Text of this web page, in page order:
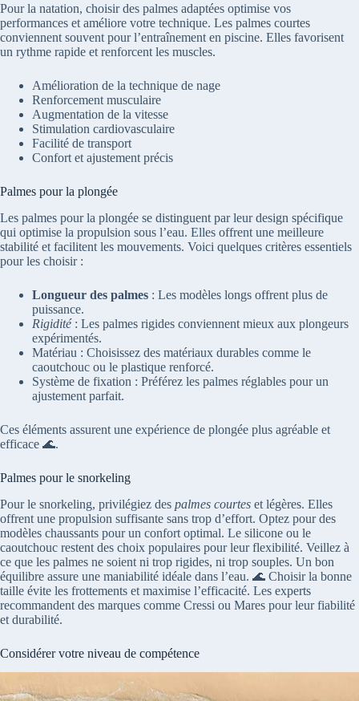
Pour la natation, choisir des palmes adaptées optimise vos
performances et améliore votre technique. Les palmes courtes
conviennent souvent pour l’entraînement en piscine. Elles favorisent
un rythme rapide et renforcent les muscles.
Amélioration de la technique de nage
Renforcement musculaire
Augmentation de la vitesse
Stimulation cardiovasculaire
Facilité de transport
Confort et ajustement précis
Palmes pour la plongée
Les palmes pour la plongée se distinguent par leur design spécifique
qui optimise la propulsion sous l’eau. Elles offrent une meilleure
stabilité et facilitent les mouvements. Voici quelques critères essentiels
pour les choisir :
Longueur des palmes : Les modèles longs offrent plus de
puissance.
Rigidité: Les palmes rigides conviennent mieux aux plongeurs
expérimentés.
Matériau : Choisissez des matériaux durables comme le
caoutchouc ou le plastique renforcé.
Système de fixation : Préférez les palmes réglables pour un
ajustement parfait.
Ces éléments assurent une expérience de plongée plus agréable et
efficace 🌊.
Palmes pour le snorkeling
Pour le snorkeling, privilégiez des palmes courtes et légères. Elles
offrent une propulsion suffisante sans trop d’effort. Optez pour des
modèles chaussants pour un confort optimal. Le silicone ou le
caoutchouc restent des choix populaires pour leur flexibilité. Veillez à
ce que les palmes ne soient ni trop rigides, ni trop souples. Un bon
équilibre assure une maniabilité idéale dans l’eau. 🌊 Choisir la bonne
taille évite les frottements et maximise l’efficacité. Les experts
recommandent des marques comme Cressi ou Mares pour leur fiabilité
et durabilité.
Considérer votre niveau de compétence